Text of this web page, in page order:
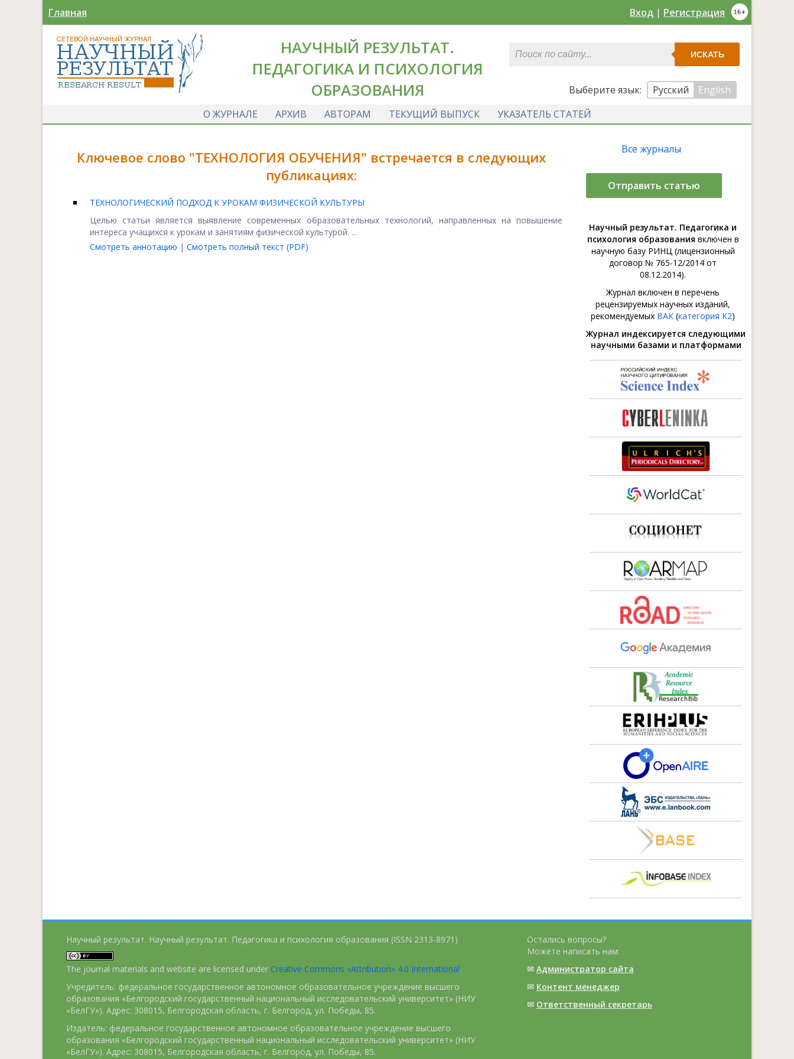
Главная Вход | Регистрация
НАУЧНЫЙ РЕЗУЛЬТАТ.
ПЕДАГОГИКА И ПСИХОЛОГИЯ
ОБРАЗОВАНИЯ
ИСКАТЬ
Выберите язык: Русский
English
О ЖУРНАЛЕ
АРХИВ АВТОРАМ ТЕКУЩИЙ ВЫПУСК УКАЗАТЕЛЬ СТАТЕЙ
Ключевое слово "ТЕХНОЛОГИЯ ОБУЧЕНИЯ" встречается в следующих
публикациях:
ТЕХНОЛОГИЧЕСКИЙ ПОДХОД К УРОКАМ ФИЗИЧЕСКОЙ КУЛЬТУРЫ
Целью статьи является выявление современных образовательных технологий, направленных на повышение
интереса учащихся к урокам и занятиям физической культурой. ...
Смотреть аннотацию | Смотреть полный текст (PDF)
Все журналы
Отправить статью
Научный результат. Педагогика и
психология образования включен в
научную базу РИНЦ (лицензионный
договор № 765-12/2014 от
08.12.2014).
Журнал включен в перечень
рецензируемых научных изданий,
рекомендуемых ВАК (категория К2)
Журнал индексируется следующими
научными базами и платформами
Научный результат. Научный результат. Педагогика и психология образования (ISSN 2313-8971)
The journal materials and website are licensed under Creative Commons «Attribution» 4.0 International.
Учредитель: федеральное государственное автономное образовательное учреждение высшего
образования «Белгородский государственный национальный исследовательский университет» (НИУ
«БелГУ»). Адрес: 308015, Белгородская область, г. Белгород, ул. Победы, 85.
Издатель: федеральное государственное автономное образовательное учреждение высшего
образования «Белгородский государственный национальный исследовательский университет» (НИУ
«БелГУ»). Адрес: 308015, Белгородская область, г. Белгород, ул. Победы, 85.
Остались вопросы?
Можете написать нам:
✉ Администратор сайта
✉ Контент менеджер
✉ Ответственный cекретарь